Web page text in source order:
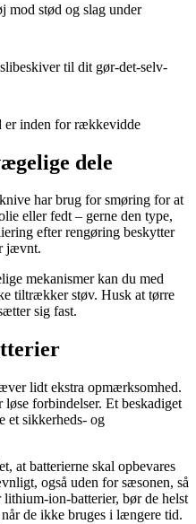
mod stød og slag under
til dit gør-det-selv-
er inden for rækkevidde
dele
har brug for smøring for at
eller fedt – gerne den type,
efter rengøring beskytter
jævnt.
mekanismer kan du med
tiltrækker støv. Husk at tørre
sig fast.
lidt ekstra opmærksomhed.
forbindelser. Et beskadiget
et sikkerheds- og
at batterierne skal opbevares
også uden for sæsonen, så
ion-batterier, bør de helst
de ikke bruges i længere tid.